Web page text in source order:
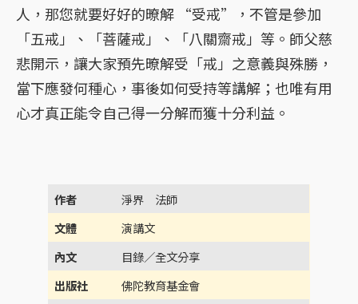
人，那您就要好好的暸解 “受戒”，不管是參加
「五戒」、「菩薩戒」、「八關齋戒」等。師父慈
悲開示，讓大家預先暸解受「戒」之意義與殊勝，
當下應發何種心，事後如何受持等講解；也唯有用
心才真正能令自己得一分解而獲十分利益。
作者 淨界 法師
文體 演講文
內文 目錄／全文分享
出版社 佛陀教育基金會